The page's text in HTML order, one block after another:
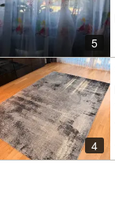
5
4